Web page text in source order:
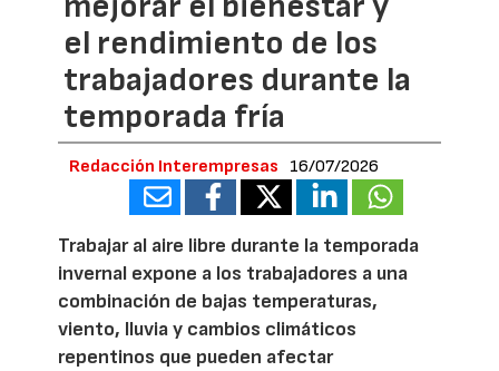
el rendimiento de los
trabajadores durante la
temporada fría
Redacción Interempresas 16/07/2026
Trabajar al aire libre durante la temporada
invernal expone a los trabajadores a una
combinación de bajas temperaturas,
viento, lluvia y cambios climáticos
repentinos que pueden afectar